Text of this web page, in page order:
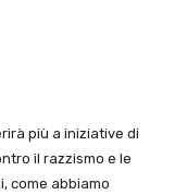
più a iniziative di
il razzismo e le
come abbiamo